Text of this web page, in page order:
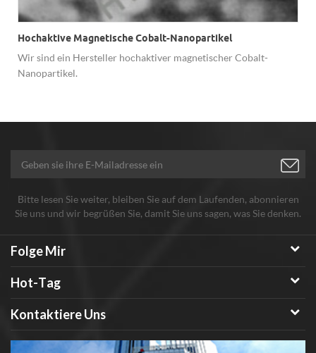
Hochaktive Magnetische Cobalt-Nanopartikel
Wir sind ein Hersteller hochaktiver magnetischer Cobalt-
Nanopartikel.
Bitte lesen Sie weiter, bleiben Sie auf dem Laufenden, abonnieren
Sie uns und wir begrüßen Sie, damit Sie uns sagen, was Sie denken.
Folge Mir
Hot-Tag
Kontaktiere Uns